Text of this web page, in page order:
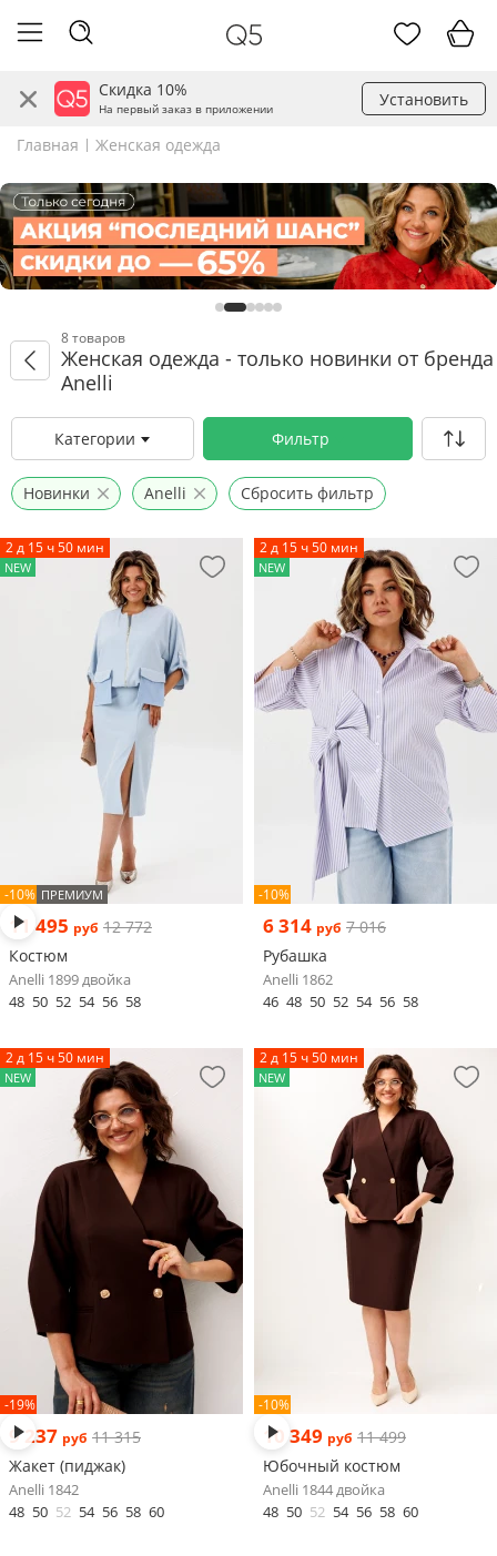
Скидка 10%
На первый заказ в приложении Установить
Главная Женская одежда
8 товаров
Женская одежда - только новинки от бренда
Anelli
Категории Фильтр
Новинки Anelli Сбросить фильтр
2 д 15 ч 50 мин
NEW
-10% ПРЕМИУМ
11 495 руб 12 772
Костюм
Anelli 1899 двойка
48 50 52 54 56 58
2 д 15 ч 50 мин
NEW
-10%
6 314 руб 7 016
Рубашка
Anelli 1862
46 48 50 52 54 56 58
2 д 15 ч 50 мин
NEW
-19%
9 237 руб 11 315
Жакет (пиджак)
Anelli 1842
48 50 52 54 56 58 60
2 д 15 ч 50 мин
NEW
-10%
10 349 руб 11 499
Юбочный костюм
Anelli 1844 двойка
48 50 52 54 56 58 60